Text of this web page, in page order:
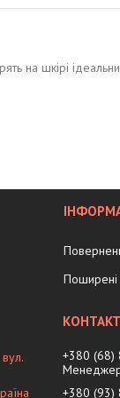
на шкірі
Поширені
+380 (68)
+380 (93)